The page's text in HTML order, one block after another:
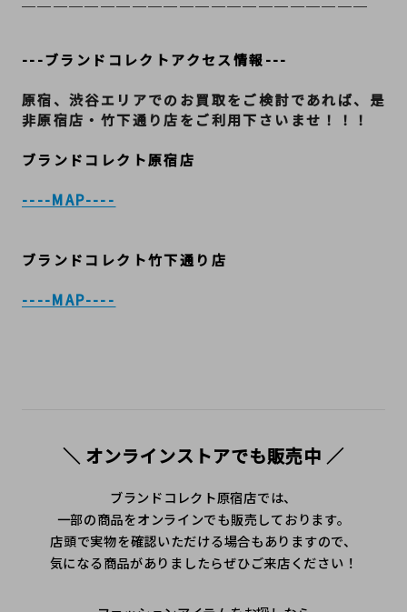
---ブランドコレクトアクセス情報---
原宿、渋谷エリアでのお買取をご検討であれば、是
非原宿店・竹下通り店をご利用下さいませ！！！
ブランドコレクト原宿店
----MAP----
ブランドコレクト竹下通り店
----MAP----
＼ オンラインストアでも販売中 ／
ブランドコレクト原宿店では、
一部の商品をオンラインでも販売しております。
店頭で実物を確認いただける場合もありますので、
気になる商品がありましたらぜひご来店ください！